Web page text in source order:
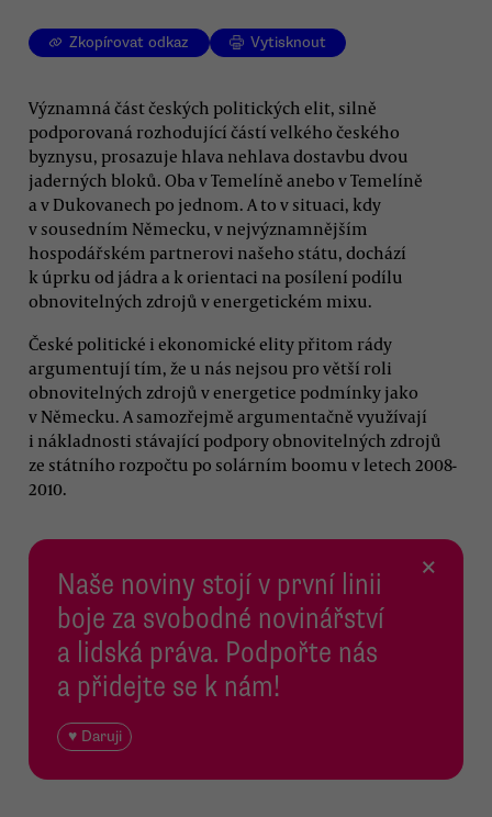
Zkopírovat odkaz Vytisknout
Významná část českých politických elit, silně
podporovaná rozhodující částí velkého českého
byznysu, prosazuje hlava nehlava dostavbu dvou
jaderných bloků. Oba v Temelíně anebo v Temelíně
a v Dukovanech po jednom. A to v situaci, kdy
v sousedním Německu, v nejvýznamnějším
hospodářském partnerovi našeho státu, dochází
k úprku od jádra a k orientaci na posílení podílu
obnovitelných zdrojů v energetickém mixu.
České politické i ekonomické elity přitom rády
argumentují tím, že u nás nejsou pro větší roli
obnovitelných zdrojů v energetice podmínky jako
v Německu. A samozřejmě argumentačně využívají
i nákladnosti stávající podpory obnovitelných zdrojů
ze státního rozpočtu po solárním boomu v letech 2008-
2010.
Naše noviny stojí v první linii
boje za svobodné novinářství
a lidská práva. Podpořte nás
a přidejte se k nám!
♥ Daruji
×